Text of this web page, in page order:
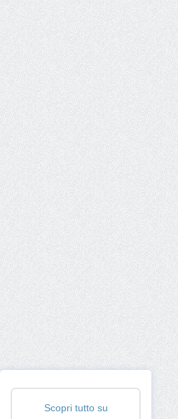
Scopri tutto su